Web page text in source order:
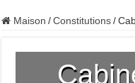
Maison / Constitutions /